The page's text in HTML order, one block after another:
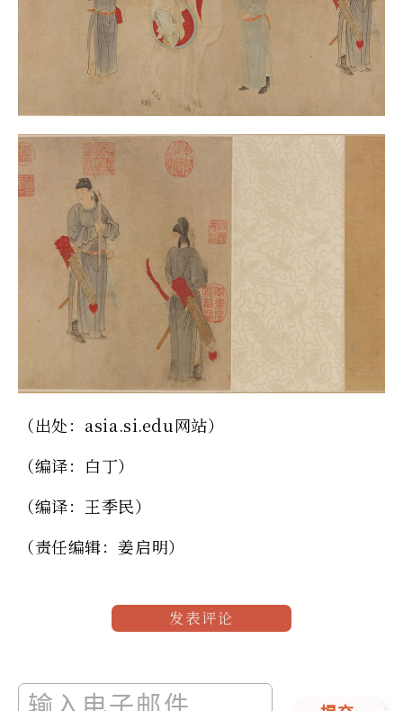
（出处：asia.si.edu网站）
（编译：白丁）
（编译：王季民）
（责任编辑：姜启明）
发表评论